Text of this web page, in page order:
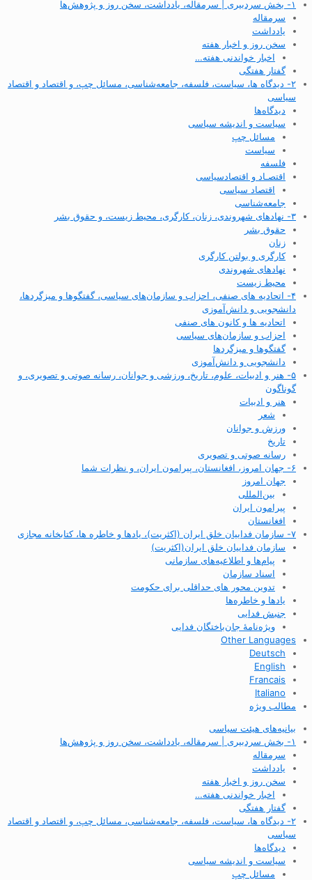
۱- بخش سردبیری | سرمقاله، یادداشت، سخن روز و پژوهش‌ها
سرمقاله
یادداشت
سخن روز و اخبار هفته
اخبار خواندنی هفته…
گفتار هفتگی
۲- دیدگاه ها، سیاست، فلسفه، جامعه‌شناسی، مسائل چپ، و اقتصاد و اقتصاد
سیاسی
دیدگاه‌ها
سیاست و اندیشه سیاسی
مسائل چپ
سیاست
فلسفه
اقتصـاد و اقتصاد‌سیاسی
اقتصاد سیاسی
جامعه‌شناسی
۳- نهادهای شهروندی، زنان، کارگری، محیط زیست، و حقوق بشر
حقوق بشر
زنان
کارگری و بولتن کارگری
نهادهای شهروندی
محیط زیست
۴- اتحادیه های صنفی، احزاب و سازمان‌های سیاسی، گفتگوها و میزگردها،
دانشجویی و دانش‌آموزی
اتحادیه ها و کانون های صنفی
احزاب و سازمان‌های سیاسی
گفتگوها و میزگردها
دانشجویی و دانش‌آموزی
۵- هنر و ادبیات، علوم، تاریخ، ورزشی و جوانان، رسانه صوتی و تصویری، و
گوناگون
هنر و ادبیات
شعر
ورزش و جوانان
تاریخ
رسانه صوتی و تصویری
۶- جهان امروز، افغانستان، پیرامون ایران، و نظرات شما
جهان امروز
بین‌المللی
پیرامون ایران
افغانستان
۷- سازمان فداییان خلق ایران (اکثریت)، یادها و خاطره ها، کتابخانه مجازی
سازمان فداییان خلق ایران(اکثریت)
پیام‌ها و اطلاعیه‌های سازمانی
اسناد سازمان
تدوین محور های حداقلی برای حکومت
یادها و خاطره‌ها
جنبش فدایی
ویژه‌نامهٔ جان‌باختگان فدایی
Other Languages
Deutsch
English
Francais
Italiano
مطالب ویژه
بیانیه‌های هیئت سیاسی
۱- بخش سردبیری | سرمقاله، یادداشت، سخن روز و پژوهش‌ها
سرمقاله
یادداشت
سخن روز و اخبار هفته
اخبار خواندنی هفته…
گفتار هفتگی
۲- دیدگاه ها، سیاست، فلسفه، جامعه‌شناسی، مسائل چپ، و اقتصاد و اقتصاد
سیاسی
دیدگاه‌ها
سیاست و اندیشه سیاسی
مسائل چپ